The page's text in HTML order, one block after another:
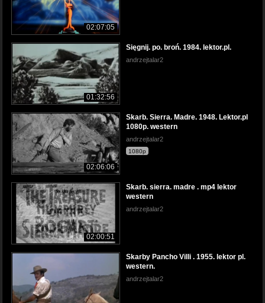
02:07:05
01:32:56
Sięgnij. po. broń. 1984. lektor.pl.
andrzejtalar2
02:06:06
Skarb. Sierra. Madre. 1948. Lektor.pl
1080p. western
andrzejtalar2
1080p
02:00:51
Skarb. sierra. madre . mp4 lektor
western
andrzejtalar2
Skarby Pancho Villi . 1955. lektor pl.
western.
andrzejtalar2